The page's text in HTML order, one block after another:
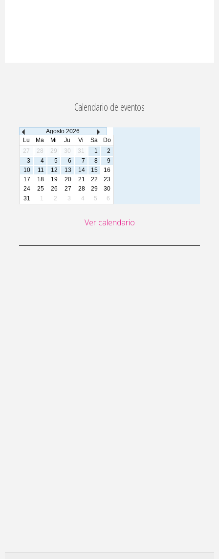
Calendario de eventos
Agosto 2026
Lu
Ma Mi Ju Vi Sa
Do
27
28 29 30 31 1
2
3
4 5 6 7 8
9
10
11 12 13 14 15
16
17
18 19 20 21 22
23
24
25 26 27 28 29
30
31
1 2 3 4 5 6
Ver calendario